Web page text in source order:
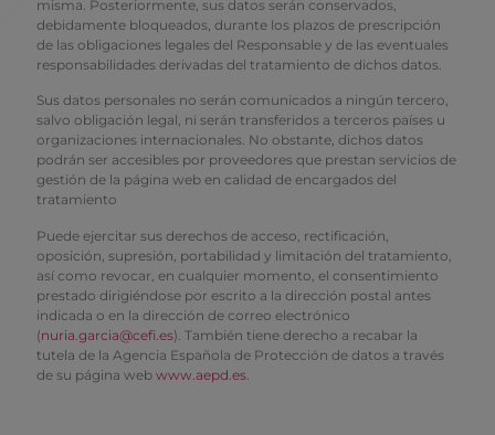
misma. Posteriormente, sus datos serán conservados,
debidamente bloqueados, durante los plazos de prescripción
de las obligaciones legales del Responsable y de las eventuales
responsabilidades derivadas del tratamiento de dichos datos.
Sus datos personales no serán comunicados a ningún tercero,
salvo obligación legal, ni serán transferidos a terceros países u
organizaciones internacionales. No obstante, dichos datos
podrán ser accesibles por proveedores que prestan servicios de
gestión de la página web en calidad de encargados del
tratamiento
Puede ejercitar sus derechos de acceso, rectificación,
oposición, supresión, portabilidad y limitación del tratamiento,
así como revocar, en cualquier momento, el consentimiento
prestado dirigiéndose por escrito a la dirección postal antes
indicada o en la dirección de correo electrónico
(nuria.garcia@cefi.es). También tiene derecho a recabar la
tutela de la Agencia Española de Protección de datos a través
de su página web www.aepd.es